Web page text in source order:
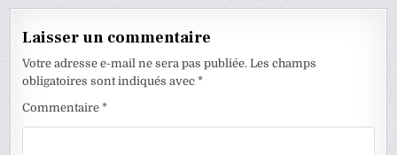
Laisser un commentaire
Votre adresse e-mail ne sera pas publiée. Les champs
obligatoires sont indiqués avec*
Commentaire*